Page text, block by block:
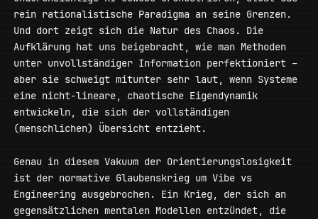
rein rationalistische Paradigma an seine Grenzen.
Und dort zeigt sich die Natur des Chaos. Die
Aufklärung hat uns beigebracht, wie man Methoden
unter unvollständiger Information perfektioniert –
aber sie schweigt mitunter sehr laut, wenn Systeme
eine nicht-lineare, chaotische Eigendynamik
entwickeln, die sich der vollständigen
(menschlichen) Übersicht entzieht.
Genau in diesem Vakuum der Orientierungslosigkeit
ist der normative Glaubenskrieg um Vibe vs
Engineering ausgebrochen. Ein Krieg, der sich an
gegensätzlichen mentalen Modellen entzündet, die